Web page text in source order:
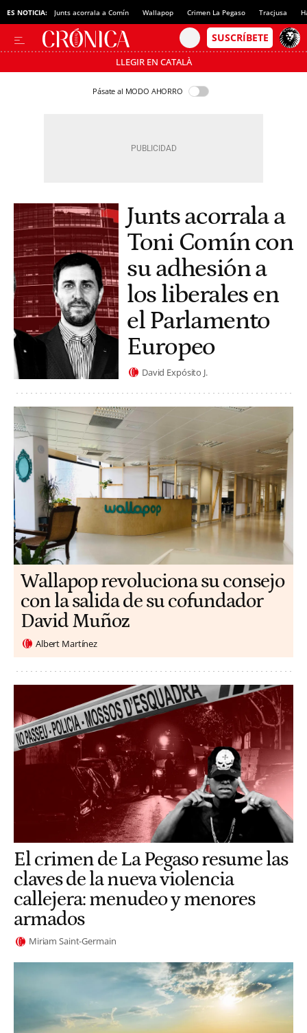
ES NOTICIA: Junts acorrala a Comín Wallapop Crimen La Pegaso Tracjusa
LLEGIR EN CATALÀ
Pásate al MODO AHORRO
Junts acorrala a
Toni Comín con
su adhesión a
los liberales en
el Parlamento
Europeo
David Expósito J.
Wallapop revoluciona su consejo
con la salida de su cofundador
David Muñoz
Albert Martínez
El crimen de La Pegaso resume las
claves de la nueva violencia
callejera: menudeo y menores
armados
Miriam Saint-Germain